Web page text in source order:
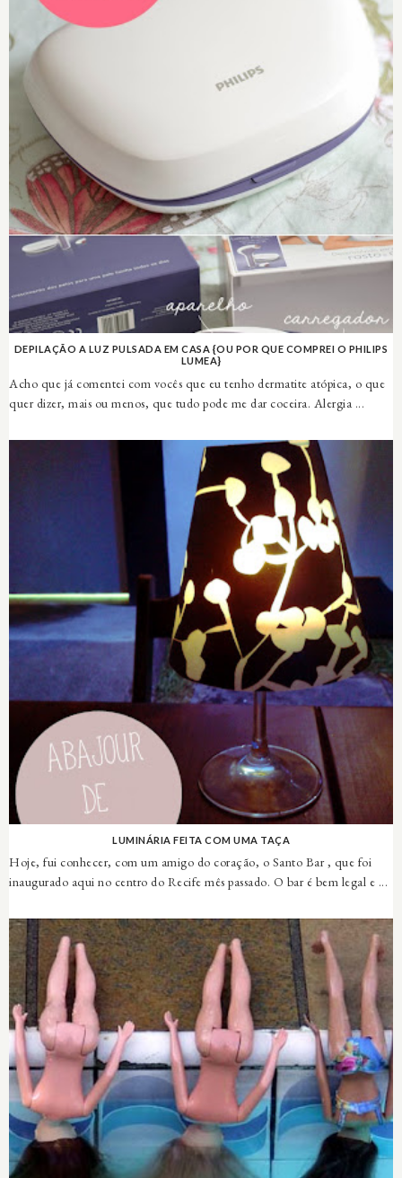
DEPILAÇÃO A LUZ PULSADA EM CASA {OU POR QUE COMPREI O PHILIPS
LUMEA}
Acho que já comentei com vocês que eu tenho dermatite atópica, o que
quer dizer, mais ou menos, que tudo pode me dar coceira. Alergia ...
LUMINÁRIA FEITA COM UMA TAÇA
Hoje, fui conhecer, com um amigo do coração, o Santo Bar , que foi
inaugurado aqui no centro do Recife mês passado. O bar é bem legal e ...